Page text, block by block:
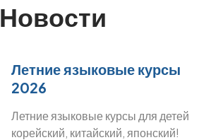
Новости
Летние языковые курсы
2026
Летние языковые курсы для детей
корейский, китайский, японский!